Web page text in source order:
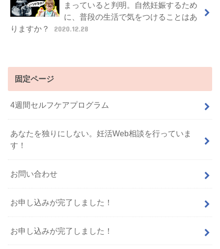
まっていると判明。自然妊娠するため
に、普段の生活で気をつけることはあ
りますか？
2020.12.28
固定ページ
4週間セルフケアプログラム
あなたを独りにしない。妊活Web相談を行っていま
す！
お問い合わせ
お申し込みが完了しました！
お申し込みが完了しました！